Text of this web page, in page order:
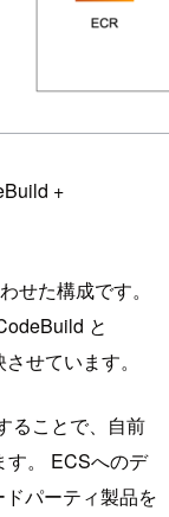
+
せた構成です。
と
せています。
ることで、自前
す。 ECSへのデ
パーティ製品を